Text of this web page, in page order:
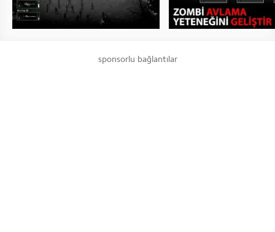
sponsorlu bağlantılar